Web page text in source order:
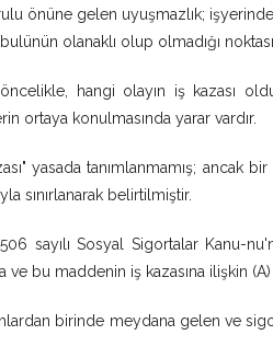
önüne gelen uyuşmazlık;
olanaklı olup olmadığı
hangi olayın iş kazası
ortaya konulmasında yarar vardır.
yasada tanımlanmamış; ancak
sınırlanarak belirtilmiştir.
sayılı Sosyal Sigortalar Kanu-
ve bu maddenin iş kazasına ilişkin (A)
birinde meydana gelen ve